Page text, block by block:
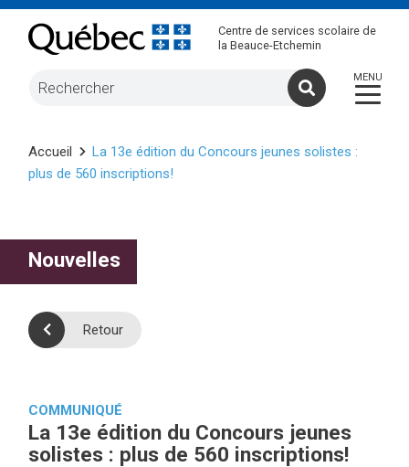
Centre de services scolaire de
la Beauce-Etchemin
Accueil
La 13e édition du Concours jeunes solistes :
plus de 560 inscriptions!
Nouvelles
Retour
COMMUNIQUÉ
La 13e édition du Concours jeunes
solistes : plus de 560 inscriptions!